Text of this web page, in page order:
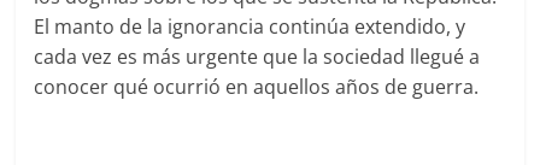
El manto de la ignorancia continúa extendido, y
cada vez es más urgente que la sociedad llegué a
conocer qué ocurrió en aquellos años de guerra.